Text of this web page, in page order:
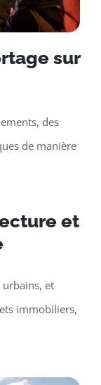
sur
des
de manière
et
urbains, et
immobiliers,